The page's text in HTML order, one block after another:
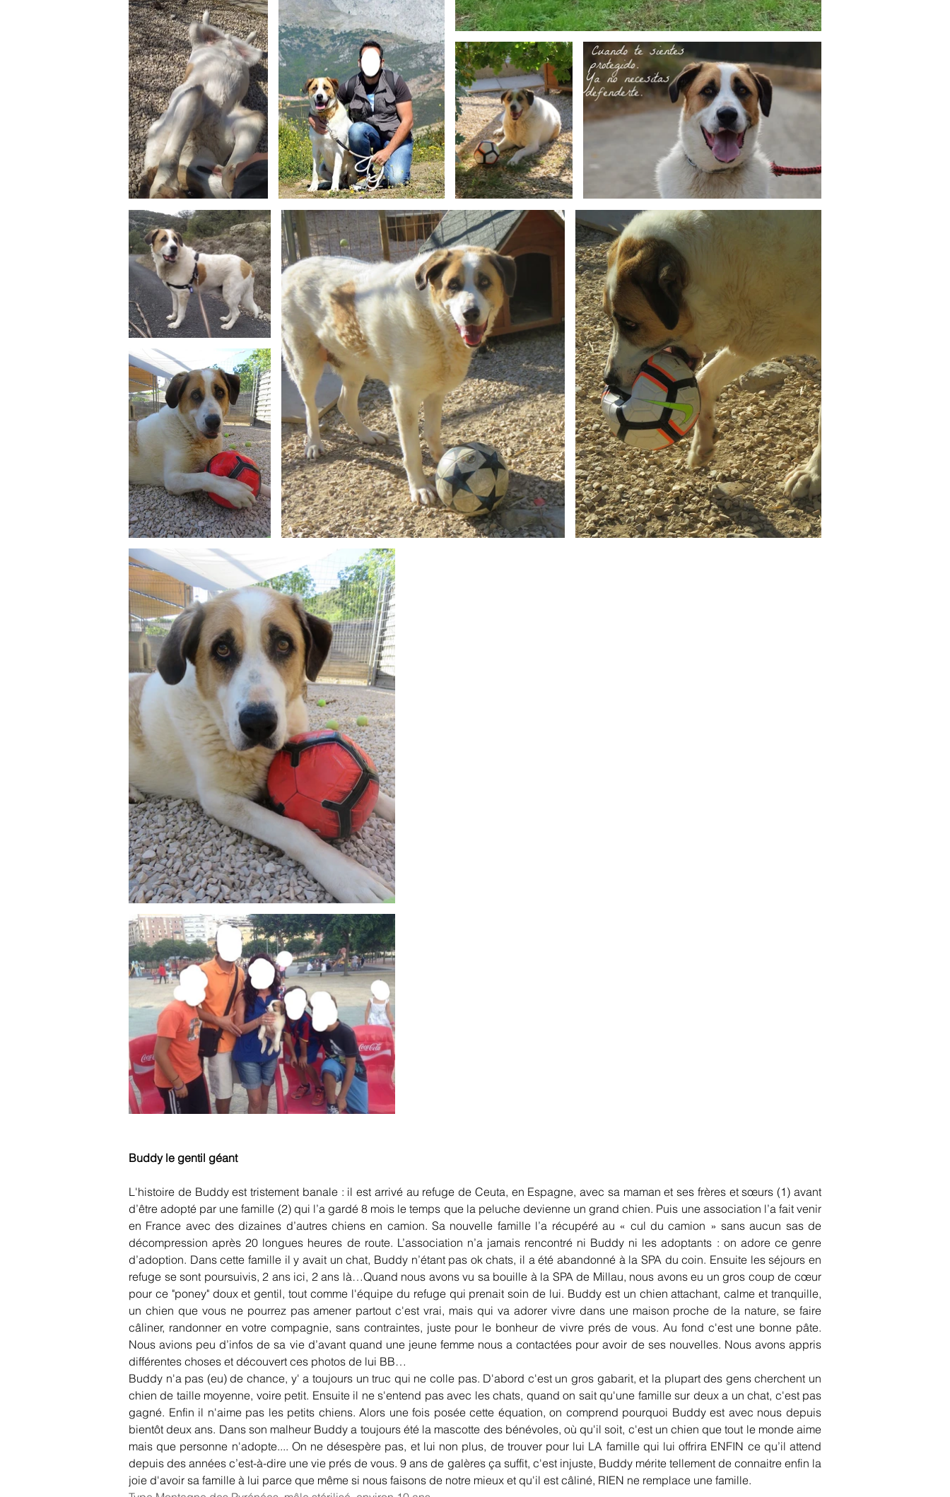
Buddy le gentil géant
L'histoire de Buddy est tristement banale : il est arrivé au refuge de Ceuta, en Espagne, avec sa maman et ses frères et sœurs (1) avant
d’être adopté par une famille (2) qui l’a gardé 8 mois le temps que la peluche devienne un grand chien. Puis une association l’a fait venir
en France avec des dizaines d’autres chiens en camion. Sa nouvelle famille l’a récupéré au « cul du camion » sans aucun sas de
décompression après 20 longues heures de route. L’association n’a jamais rencontré ni Buddy ni les adoptants : on adore ce genre
d’adoption. Dans cette famille il y avait un chat, Buddy n’étant pas ok chats, il a été abandonné à la SPA du coin. Ensuite les séjours en
refuge se sont poursuivis, 2 ans ici, 2 ans là…Quand nous avons vu sa bouille à la SPA de Millau, nous avons eu un gros coup de cœur
pour ce "poney" doux et gentil, tout comme l'équipe du refuge qui prenait soin de lui. Buddy est un chien attachant, calme et tranquille,
un chien que vous ne pourrez pas amener partout c'est vrai, mais qui va adorer vivre dans une maison proche de la nature, se faire
câliner, randonner en votre compagnie, sans contraintes, juste pour le bonheur de vivre prés de vous. Au fond c'est une bonne pâte.
Nous avions peu d’infos de sa vie d’avant quand une jeune femme nous a contactées pour avoir de ses nouvelles. Nous avons appris
différentes choses et découvert ces photos de lui BB…
Buddy n'a pas (eu) de chance, y' a toujours un truc qui ne colle pas. D'abord c'est un gros gabarit, et la plupart des gens cherchent un
chien de taille moyenne, voire petit. Ensuite il ne s'entend pas avec les chats, quand on sait qu'une famille sur deux a un chat, c'est pas
gagné. Enfin il n'aime pas les petits chiens. Alors une fois posée cette équation, on comprend pourquoi Buddy est avec nous depuis
bientôt deux ans. Dans son malheur Buddy a toujours été la mascotte des bénévoles, où qu'il soit, c'est un chien que tout le monde aime
mais que personne n'adopte.... On ne désespère pas, et lui non plus, de trouver pour lui LA famille qui lui offrira ENFIN ce qu’il attend
depuis des années c’est-à-dire une vie prés de vous. 9 ans de galères ça suffit, c'est injuste, Buddy mérite tellement de connaitre enfin la
joie d'avoir sa famille à lui parce que même si nous faisons de notre mieux et qu'il est câliné, RIEN ne remplace une famille.